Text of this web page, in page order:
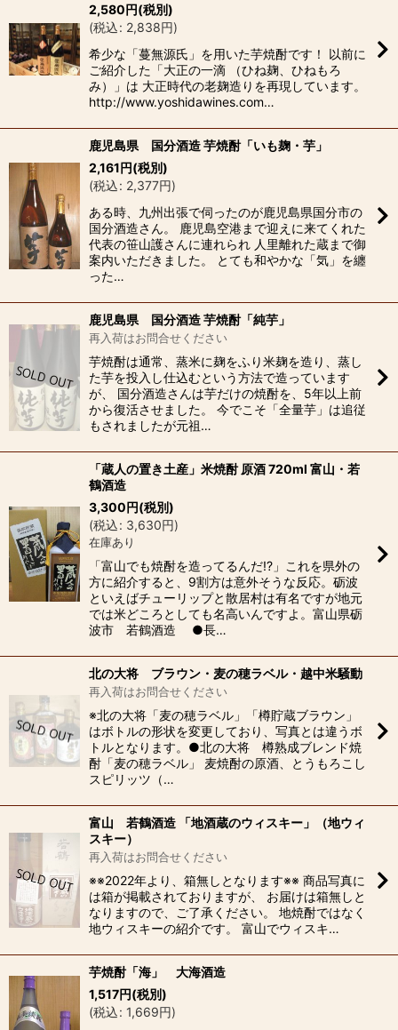
2,580円(税別)
(税込: 2,838円)
希少な「蔓無源氏」を用いた芋焼酎です！ 以前に
ご紹介した「大正の一滴 （ひね麹、ひねもろ
み）」は 大正時代の老麹造りを再現しています。
http://www.yoshidawines.com…
鹿児島県 国分酒造 芋焼酎「いも麹・芋」
2,161円(税別)
(税込: 2,377円)
ある時、九州出張で伺ったのが鹿児島県国分市の
国分酒造さん。 鹿児島空港まで迎えに来てくれた
代表の笹山護さんに連れられ 人里離れた蔵まで御
案内いただきました。 とても和やかな「気」を纏
った…
鹿児島県 国分酒造 芋焼酎「純芋」
再入荷はお問合せください
芋焼酎は通常、蒸米に麹をふり米麹を造り、蒸し
た芋を投入し仕込むという方法で造っています
が、 国分酒造さんは芋だけの焼酎を、5年以上前
から復活させました。 今でこそ「全量芋」は追従
もされましたが元祖…
「蔵人の置き土産」米焼酎 原酒 720ml 富山・若
鶴酒造
3,300円(税別)
(税込: 3,630円)
在庫あり
「富山でも焼酎を造ってるんだ!?」これを県外の
方に紹介すると、9割方は意外そうな反応。砺波
といえばチューリップと散居村は有名ですが地元
では米どころとしても名高いんですよ。富山県砺
波市 若鶴酒造 ●長…
北の大将 ブラウン・麦の穂ラベル・越中米騒動
再入荷はお問合せください
※北の大将「麦の穂ラベル」「樽貯蔵ブラウン」
はボトルの形状を変更しており、写真とは違うボ
トルとなります。●北の大将 樽熟成ブレンド焼
酎「麦の穂ラベル」 麦焼酎の原酒、とうもろこし
スピリッツ（…
富山 若鶴酒造 「地酒蔵のウィスキー」（地ウィ
スキー）
再入荷はお問合せください
※※2022年より、箱無しとなります※※ 商品写真に
は箱が掲載されておりますが、 お届けは箱無しと
なりますので、ご了承ください。 地焼酎ではなく
地ウィスキーの紹介です。 富山でウィスキ…
芋焼酎「海」 大海酒造
1,517円(税別)
(税込: 1,669円)